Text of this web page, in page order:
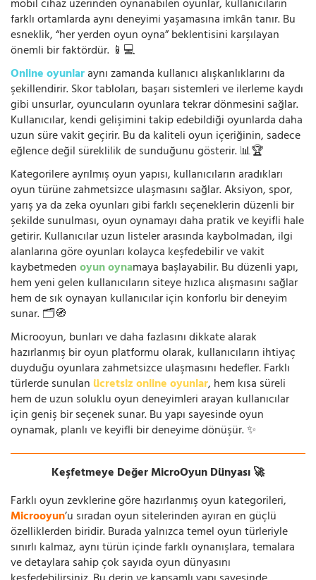
mobil cihaz üzerinden oynanabilen oyunlar, kullanıcıların
farklı ortamlarda aynı deneyimi yaşamasına imkân tanır. Bu
esneklik, “her yerden oyun oyna” beklentisini karşılayan
önemli bir faktördür. 📱💻
Online oyunlaraynı zamanda kullanıcı alışkanlıklarını da
şekillendirir. Skor tabloları, başarı sistemleri ve ilerleme kaydı
gibi unsurlar, oyuncuların oyunlara tekrar dönmesini sağlar.
Kullanıcılar, kendi gelişimini takip edebildiği oyunlarda daha
uzun süre vakit geçirir. Bu da kaliteli oyun içeriğinin, sadece
eğlence değil süreklilik de sunduğunu gösterir. 📊🏆
Kategorilere ayrılmış oyun yapısı, kullanıcıların aradıkları
oyun türüne zahmetsizce ulaşmasını sağlar. Aksiyon, spor,
yarış ya da zeka oyunları gibi farklı seçeneklerin düzenli bir
şekilde sunulması, oyun oynamayı daha pratik ve keyifli hale
getirir. Kullanıcılar uzun listeler arasında kaybolmadan, ilgi
alanlarına göre oyunları kolayca keşfedebilir ve vakit
kaybetmedenoyun oynamaya başlayabilir. Bu düzenli yapı,
hem yeni gelen kullanıcıların siteye hızlıca alışmasını sağlar
hem de sık oynayan kullanıcılar için konforlu bir deneyim
sunar. 🗂️🧭
Microoyun, bunları ve daha fazlasını dikkate alarak
hazırlanmış bir oyun platformu olarak, kullanıcıların ihtiyaç
duyduğu oyunlara zahmetsizce ulaşmasını hedefler. Farklı
türlerde sunulan ücretsiz online oyunlar, hem kısa süreli
hem de uzun soluklu oyun deneyimleri arayan kullanıcılar
için geniş bir seçenek sunar. Bu yapı sayesinde oyun
oynamak, planlı ve keyifli bir deneyime dönüşür. ✨
Keşfetmeye Değer MicroOyun Dünyası 🚀
Farklı oyun zevklerine göre hazırlanmış oyun kategorileri,
Microoyun’u sıradan oyun sitelerinden ayıran en güçlü
özelliklerden biridir. Burada yalnızca temel oyun türleriyle
sınırlı kalmaz, aynı türün içinde farklı oynanışlara, temalara
ve detaylara sahip çok sayıda oyun dünyasını